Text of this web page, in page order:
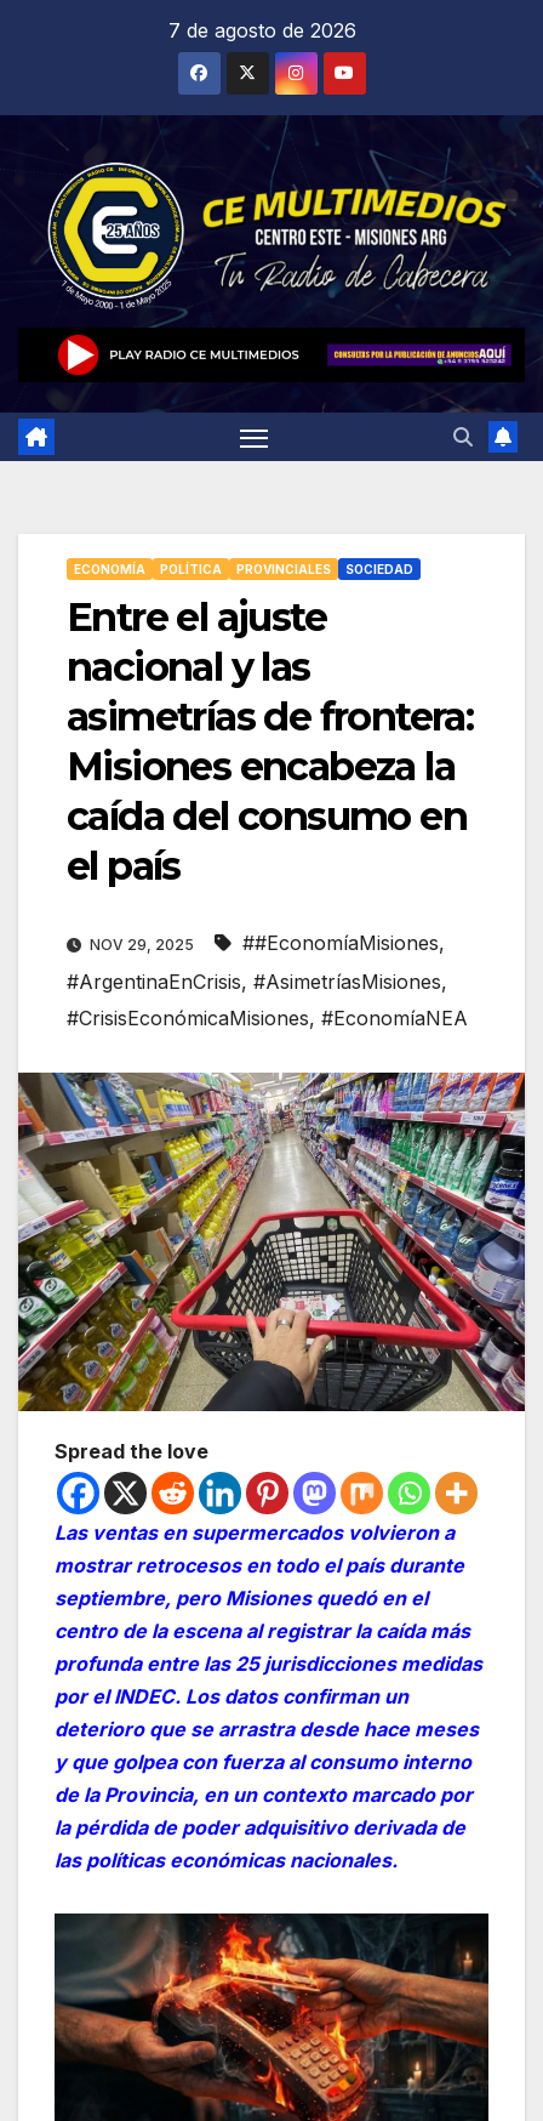
7 de agosto de 2026
ECONOMÍA POLÍTICA PROVINCIALES SOCIEDAD
Entre el ajuste
nacional y las
asimetrías de frontera:
Misiones encabeza la
caída del consumo en
el país
NOV 29, 2025 ##EconomíaMisiones,
#ArgentinaEnCrisis, #AsimetríasMisiones,
#CrisisEconómicaMisiones, #EconomíaNEA
Spread the love
Las ventas en supermercados volvieron a
mostrar retrocesos en todo el país durante
septiembre, pero Misiones quedó en el
centro de la escena al registrar la caída más
profunda entre las 25 jurisdicciones medidas
por el INDEC. Los datos confirman un
deterioro que se arrastra desde hace meses
y que golpea con fuerza al consumo interno
de la Provincia, en un contexto marcado por
la pérdida de poder adquisitivo derivada de
las políticas económicas nacionales.